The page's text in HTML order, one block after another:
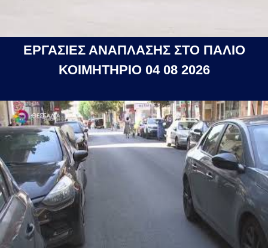
ΕΡΓΑΣΙΕΣ ΑΝΑΠΛΑΣΗΣ ΣΤΟ ΠΑΛΙΟ
ΚΟΙΜΗΤΗΡΙΟ 04 08 2026